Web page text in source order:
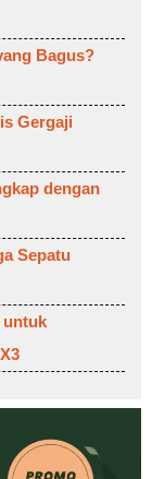
Bagus?
Gergaji
dengan
Sepatu
untuk